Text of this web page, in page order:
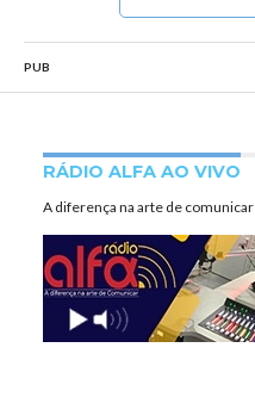
PUB
RÁDIO ALFA AO VIVO
A diferença na arte de comunicar